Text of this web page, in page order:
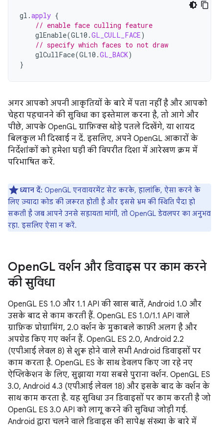
gl .apply {
// enable face culling feature
glEnable(GL10 .GL_CULL_FACE)
// specify which faces to not draw
glCullFace(GL10 .GL_BACK)
}
अगर आपको अपनी आकृतियों के बारे में पता नहीं है और आपको
चेहरा पहचानने की सुविधा का इस्तेमाल करना है, तो आगे और
पीछे, आपके OpenGL ग्राफ़िक्स थोड़े पतले दिखेंगे, या शायद
बिलकुल भी दिखाई न दें. इसलिए, अपने OpenGL आकारों के
निर्देशांकों को हमेशा घड़ी की विपरीत दिशा में आरेखण क्रम में
परिभाषित करें.
ध्यान दें: OpenGL एनवायरमेंट सेट करके, हालांकि, ऐसा करने के
लिए ज़्यादा कोड की ज़रूरत होती है और इससे भ्रम की स्थिति पैदा हो
सकती है जब आपने उनसे सहायता मांगी, तो OpenGL डेवलपर का अनुभव
रहा. इसलिए ऐसा न करें.
OpenGL वर्शन और डिवाइस पर काम करने
की सुविधा
OpenGL ES 1.0 और 1.1 API की खास बातें, Android 1.0 और
उसके बाद से काम करती हैं. OpenGL ES 1.0/1.1 API वाले
ग्राफ़िक प्रोग्रामिंग, 2.0 वर्शन के मुकाबले काफ़ी अलग है और
अपग्रेड किए गए वर्शन हैं. OpenGL ES 2.0, Android 2.2
(एपीआई लेवल 8) से शुरू होने वाले सभी Android डिवाइसों पर
काम करता है. OpenGL ES के साथ डेवलप किए जा रहे नए
ऐप्लिकेशन के लिए, सुझाया गया सबसे पुराना वर्शन. OpenGL ES
3.0, Android 4.3 (एपीआई लेवल 18) और इसके बाद के वर्शन के
साथ काम करता है. यह सुविधा उन डिवाइसों पर काम करती है जो
OpenGL ES 3.0 API को लागू करने की सुविधा जोड़ी गई.
Android द्वारा चलने वाले डिवाइस की सापेक्ष संख्या के बारे में